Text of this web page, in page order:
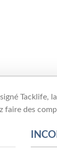
Tacklife,
des